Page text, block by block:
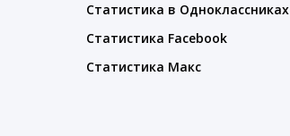
Статистика в Одноклассниках
Статистика Facebook
Статистика Макс